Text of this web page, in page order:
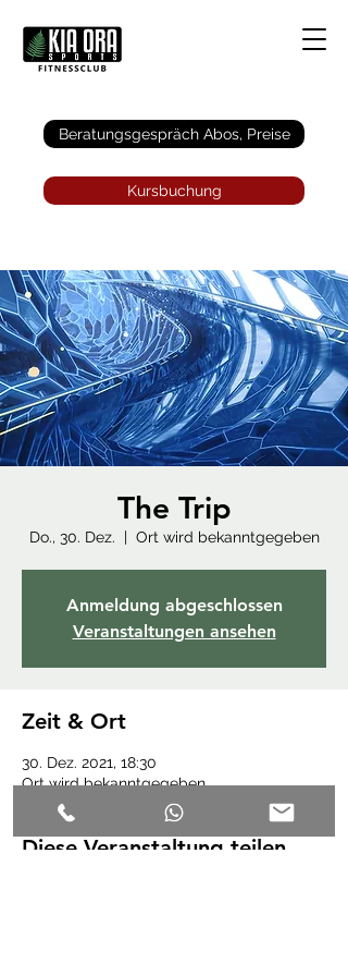
Beratungsgespräch Abos, Preise
Kursbuchung
The Trip
Do., 30. Dez.
  |
Ort wird bekanntgegeben
Anmeldung abgeschlossen
Veranstaltungen ansehen
Zeit & Ort
30. Dez. 2021, 18:30
Ort wird bekanntgegeben
Diese Veranstaltung teilen